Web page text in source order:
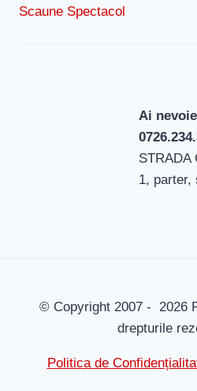
Scaune Spectacol
Ai
STRADA
1, parter,
© Copyright 2007 - 2026
drepturile
Politica de